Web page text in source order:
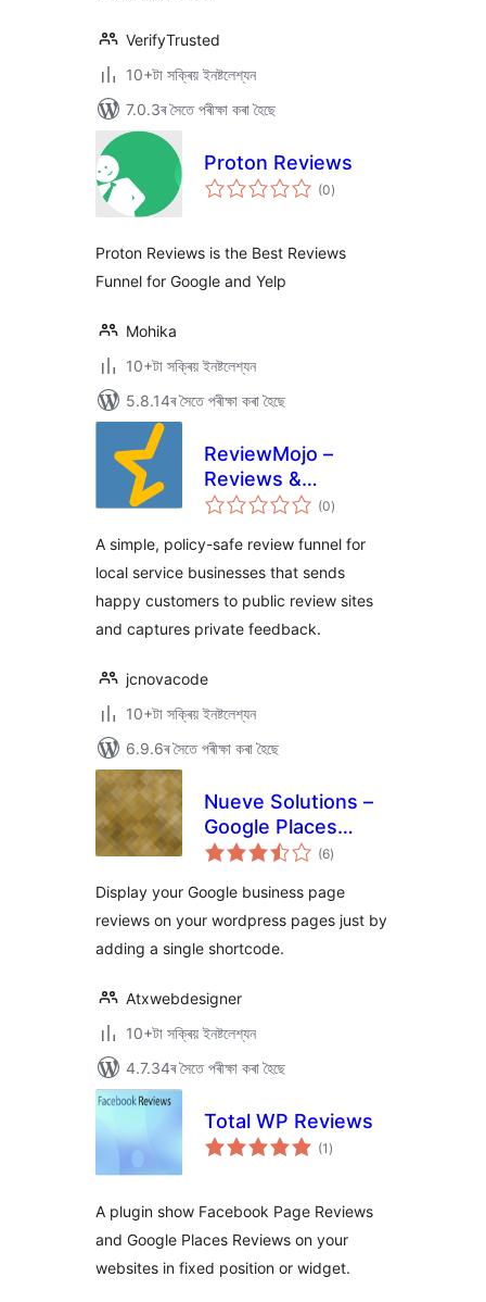
VerifyTrusted
10+টা সক্ৰিয় ইনষ্টলেশ্যন
7.0.3ৰ সৈতে পৰীক্ষা কৰা হৈছে
Proton Reviews
(0টা
মুঠ)
Proton Reviews is the Best Reviews
Funnel for Google and Yelp
Mohika
10+টা সক্ৰিয় ইনষ্টলেশ্যন
5.8.14ৰ সৈতে পৰীক্ষা কৰা হৈছে
ReviewMojo –
Reviews &
Feedback Funnel
(0টা
মুঠ)
A simple, policy-safe review funnel for
local service businesses that sends
happy customers to public review sites
and captures private feedback.
jcnovacode
10+টা সক্ৰিয় ইনষ্টলেশ্যন
6.9.6ৰ সৈতে পৰীক্ষা কৰা হৈছে
Nueve Solutions –
Google Places
Reviews
(6টা
মুঠ)
Display your Google business page
reviews on your wordpress pages just by
adding a single shortcode.
Atxwebdesigner
10+টা সক্ৰিয় ইনষ্টলেশ্যন
4.7.34ৰ সৈতে পৰীক্ষা কৰা হৈছে
Total WP Reviews
(1 টা
মুঠ)
A plugin show Facebook Page Reviews
and Google Places Reviews on your
websites in fixed position or widget.